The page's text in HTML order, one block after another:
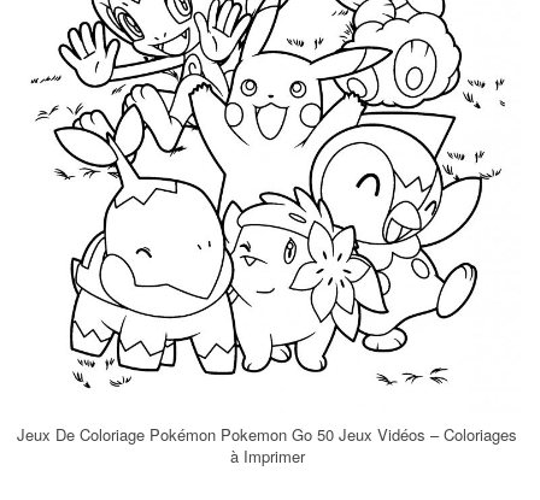
Jeux De Coloriage Pokémon Pokemon Go 50 Jeux Vidéos – Coloriages
à Imprimer